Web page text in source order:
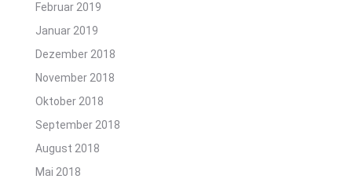
Februar 2019
Januar 2019
Dezember 2018
November 2018
Oktober 2018
September 2018
August 2018
Mai 2018